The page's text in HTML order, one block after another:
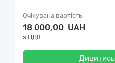
Очікувана вартість
18 000,00 UAH
з ПДВ
Дивитись